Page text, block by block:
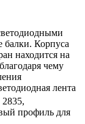
балки. Корпуса
находится на
чему
лента
профиль для